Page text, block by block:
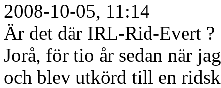
2008-10-05, 11:14
Är det där IRL-Rid-Evert ?
Jorå, för tio år sedan när
och blev utkörd till en